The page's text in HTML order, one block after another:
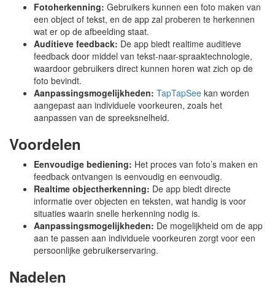
Fotoherkenning: Gebruikers kunnen een foto maken van
een object of tekst, en de app zal proberen te herkennen
wat er op de afbeelding staat.
Auditieve feedback: De app biedt realtime auditieve
feedback door middel van tekst-naar-spraaktechnologie,
waardoor gebruikers direct kunnen horen wat zich op de
foto bevindt.
Aanpassingsmogelijkheden: TapTapSee kan worden
aangepast aan individuele voorkeuren, zoals het
aanpassen van de spreeksnelheid.
Voordelen
Eenvoudige bediening: Het proces van foto’s maken en
feedback ontvangen is eenvoudig en eenvoudig.
Realtime objectherkenning: De app biedt directe
informatie over objecten en teksten, wat handig is voor
situaties waarin snelle herkenning nodig is.
Aanpassingsmogelijkheden: De mogelijkheid om de app
aan te passen aan individuele voorkeuren zorgt voor een
persoonlijke gebruikerservaring.
Nadelen